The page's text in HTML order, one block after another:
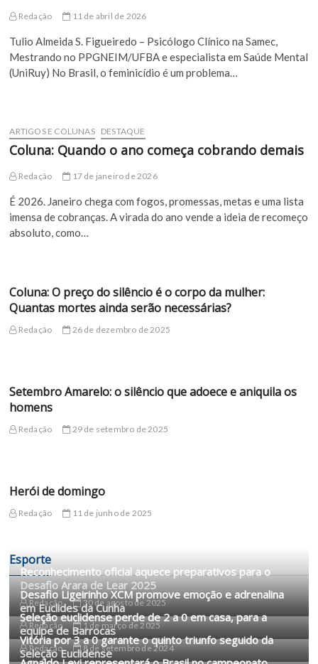
Redação 11 de abril de 2026
Tulio Almeida S. Figueiredo – Psicólogo Clínico na Samec,
Mestrando no PPGNEIM/UFBA e especialista em Saúde Mental
(UniRuy) No Brasil, o feminicídio é um problema…
ARTIGOS E COLUNAS DESTAQUE
Coluna: Quando o ano começa cobrando demais
Redação 17 de janeiro de 2026
É 2026. Janeiro chega com fogos, promessas, metas e uma lista
imensa de cobranças. A virada do ano vende a ideia de recomeço
absoluto, como…
Coluna: O preço do silêncio é o corpo da mulher:
Quantas mortes ainda serão necessárias?
Redação 26 de dezembro de 2025
Setembro Amarelo: o silêncio que adoece e aniquila os
homens
Redação 29 de setembro de 2025
Herói de domingo
Redação 11 de junho de 2025
Esporte
Reconhecimento oficial aquece preparativos para o
Desafio Arara de Lear 2025
Redação 30 de agosto de 2025
Desafio Ligeirinho XCM promove emoção e adrenalina
em Euclides da Cunha
Redação 1 de março de 2025
Seleção euclidense perde de 2 a 0 em casa, para a
equipe de Barrocas
Redação 8 de setembro de 2024
Vitória por 3 a 0 garante o quinto triunfo seguido da
Seleção Euclidense